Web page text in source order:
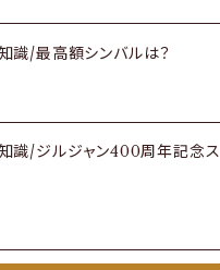
識/最高額シンバルは？
識/ジルジャン400周年記念ス